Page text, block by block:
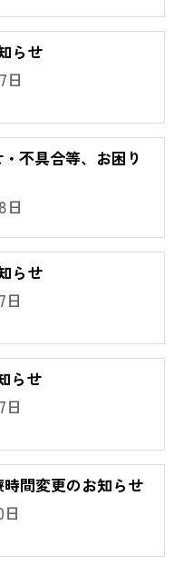
らせ
日
不具合等、お困り
日
らせ
日
らせ
日
時間変更のお知らせ